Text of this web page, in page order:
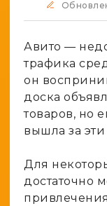
Адалт
Spy-сервисы
Аккаунты
Проверка
Генератор
Авито —
трафика
он
доска
товаров, но
вышла за
Для
достаточно